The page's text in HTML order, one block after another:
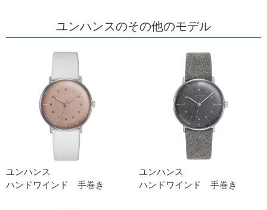
ユンハンスのその他のモデル
ユンハンス
ハンドワインド 手巻き
ユンハンス
ハンドワインド 手巻き